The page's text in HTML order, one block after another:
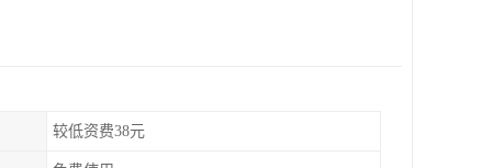
较低资费38元